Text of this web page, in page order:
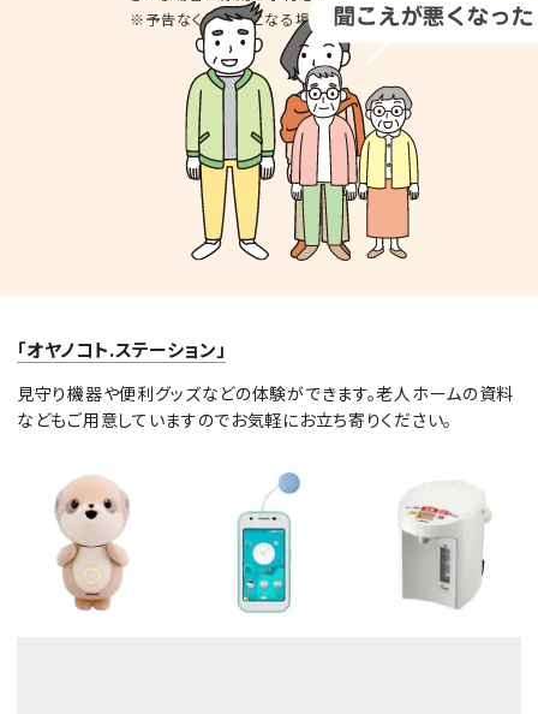
※予告なくお休みとなる場合があります。
「オヤノコト.ステーション」
見守り機器や便利グッズなどの体験ができます。老人ホームの資料
などもご用意していますのでお気軽にお立ち寄りください。